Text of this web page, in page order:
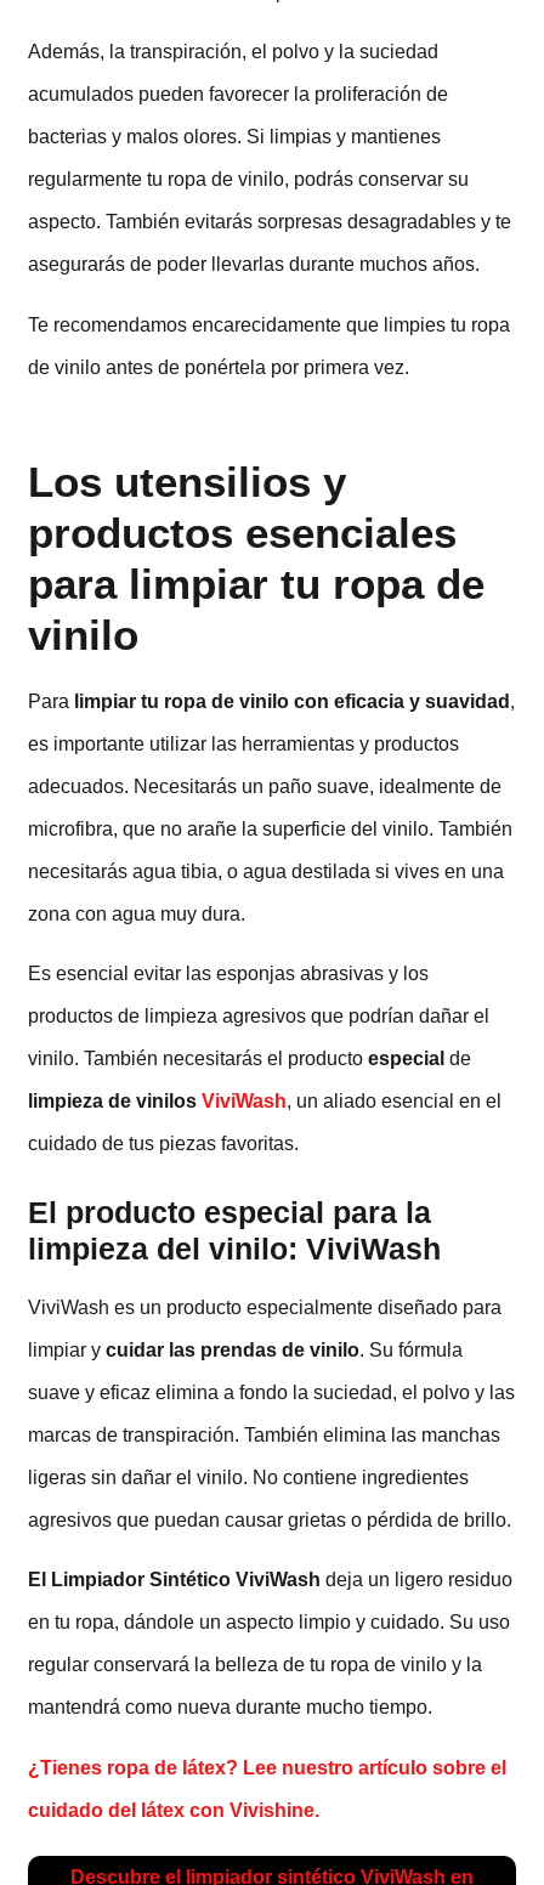
Además, la transpiración, el polvo y la suciedad
acumulados pueden favorecer la proliferación de
bacterias y malos olores. Si limpias y mantienes
regularmente tu ropa de vinilo, podrás conservar su
aspecto. También evitarás sorpresas desagradables y te
asegurarás de poder llevarlas durante muchos años.
Te recomendamos encarecidamente que limpies tu ropa
de vinilo antes de ponértela por primera vez.
Los utensilios y
productos esenciales
para limpiar tu ropa de
vinilo
Para limpiar tu ropa de vinilo con eficacia y suavidad ,
es importante utilizar las herramientas y productos
adecuados. Necesitarás un paño suave, idealmente de
microfibra, que no arañe la superficie del vinilo. También
necesitarás agua tibia, o agua destilada si vives en una
zona con agua muy dura.
Es esencial evitar las esponjas abrasivas y los
productos de limpieza agresivos que podrían dañar el
vinilo. También necesitarás el productoespecial de
limpieza de vinilos ViviWash, un aliado esencial en el
cuidado de tus piezas favoritas.
El producto especial para la
limpieza del vinilo: ViviWash
ViviWash es un producto especialmente diseñado para
limpiar ycuidar las prendas de vinilo. Su fórmula
suave y eficaz elimina a fondo la suciedad, el polvo y las
marcas de transpiración. También elimina las manchas
ligeras sin dañar el vinilo. No contiene ingredientes
agresivos que puedan causar grietas o pérdida de brillo.
El Limpiador Sintético ViviWashdeja un ligero residuo
en tu ropa, dándole un aspecto limpio y cuidado. Su uso
regular conservará la belleza de tu ropa de vinilo y la
mantendrá como nueva durante mucho tiempo.
¿Tienes ropa de látex? Lee nuestro artículo sobre el
cuidado del látex con Vivishine.
Descubre el limpiador sintético ViviWash en